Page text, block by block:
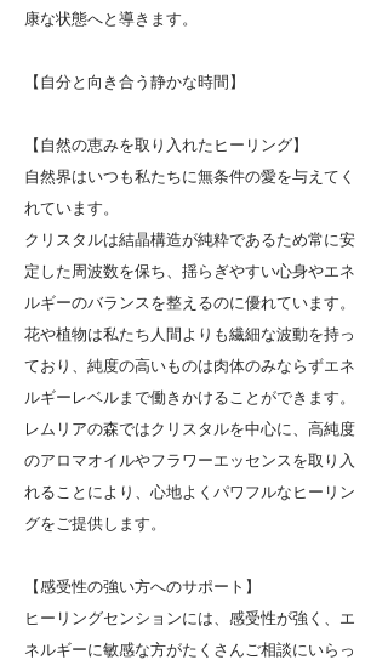
康な状態へと導きます。
​【自分と向き合う静かな時間】
【 自然の恵みを取り入れたヒーリング】
自然界はいつも私たちに無条件の愛を与えてく
れています。
クリスタルは結晶構造が純粋であるため常に安
定した周波数を保ち、揺らぎやすい心身やエネ
ルギーのバランスを整えるのに優れています。
花や植物は私たち人間よりも繊細な波動を持っ
ており、純度の高いものは肉体のみならずエネ
ルギーレベルまで働きかけることができます。
レムリアの森ではクリスタルを中心に、高純度
のアロマオイルやフラワーエッセンスを取り入
れることにより、心地よくパワフルなヒーリン
グをご提供します。
【感受性の強い方へのサポート】
ヒーリングセンションには、感受性が強く、エ
ネルギーに敏感な方がたくさんご相談にいらっ